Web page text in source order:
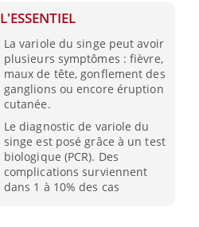
L'ESSENTIEL
La variole du singe peut avoir
plusieurs symptômes : fièvre,
maux de tête, gonflement des
ganglions ou encore éruption
cutanée.
Le diagnostic de variole du
singe est posé grâce à un test
biologique (PCR). Des
complications surviennent
dans 1 à 10% des cas